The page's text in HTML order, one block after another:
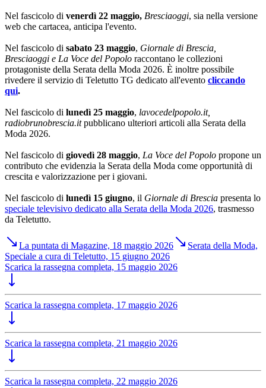
Nel fascicolo di venerdì 22 maggio, Bresciaoggi, sia nella versione
web che cartacea, anticipa l'evento.
Nel fascicolo di sabato 23 maggio, Giornale di Brescia,
Bresciaoggi e La Voce del Popolo raccontano le collezioni
protagoniste della Serata della Moda 2026. È inoltre possibile
rivedere il servizio di Teletutto TG dedicato all'evento cliccando
qui.
Nel fascicolo di lunedì 25 maggio, lavocedelpopolo.it,
radiobrunobrescia.itpubblicano ulteriori articoli alla Serata della
Moda 2026.
Nel fascicolo di giovedì 28 maggio, La Voce del Popolo propone un
contributo che evidenzia la Serata della Moda come opportunità di
crescita e valorizzazione per i giovani.
Nel fascicolo di lunedì 15 giugno, il Giornale di Brescia presenta lo
speciale televisivo dedicato alla Serata della Moda 2026, trasmesso
da Teletutto.
La puntata di Magazine, 18 maggio 2026
Serata della Moda,
Speciale a cura di Teletutto, 15 giugno 2026
Scarica la rassegna completa, 15 maggio 2026
Scarica la rassegna completa, 17 maggio 2026
Scarica la rassegna completa, 21 maggio 2026
Scarica la rassegna completa, 22 maggio 2026